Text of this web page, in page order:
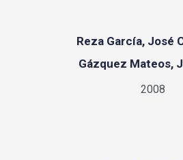
Reza García, José
Gázquez Mateos,
2008